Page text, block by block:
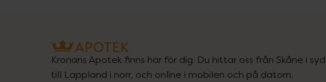
Kronans Apotek finns här för dig. Du hittar oss från Skåne i syd
till Lappland i norr, och online i mobilen och på datorn.